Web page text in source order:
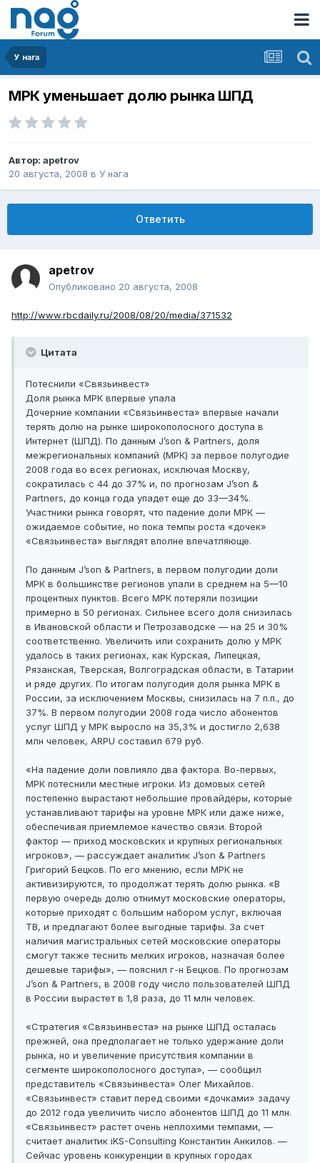
У нага
МРК уменьшает долю рынка ШПД
Автор: apetrov
20 августа, 2008 в У нага
Ответить
apetrov
Опубликовано 20 августа, 2008
http://www.rbcdaily.ru/2008/08/20/media/371532
Цитата
Потеснили «Связьинвест»
Доля рынка МРК впервые упала
Дочерние компании «Связьинвеста» впервые начали
терять долю на рынке широкополосного доступа в
Интернет (ШПД). По данным J’son & Partners, доля
межрегиональных компаний (МРК) за первое полугодие
2008 года во всех регионах, исключая Москву,
сократилась с 44 до 37% и, по прогнозам J’son &
Partners, до конца года упадет еще до 33—34%.
Участники рынка говорят, что падение доли МРК —
ожидаемое событие, но пока темпы роста «дочек»
«Связьинвеста» выглядят вполне впечатляюще.
По данным J’son & Partners, в первом полугодии доли
МРК в большинстве регионов упали в среднем на 5—10
процентных пунктов. Всего МРК потеряли позиции
примерно в 50 регионах. Сильнее всего доля снизилась
в Ивановской области и Петрозаводске — на 25 и 30%
соответственно. Увеличить или сохранить долю у МРК
удалось в таких регионах, как Курская, Липецкая,
Рязанская, Тверская, Волгоградская области, в Татарии
и ряде других. По итогам полугодия доля рынка МРК в
России, за исключением Москвы, снизилась на 7 п.п., до
37%. В первом полугодии 2008 года число абонентов
услуг ШПД у МРК выросло на 35,3% и достигло 2,638
млн человек, ARPU составил 679 руб.
«На падение доли повлияло два фактора. Во-первых,
МРК потеснили местные игроки. Из домовых сетей
постепенно вырастают небольшие провайдеры, которые
устанавливают тарифы на уровне МРК или даже ниже,
обеспечивая приемлемое качество связи. Второй
фактор — приход московских и крупных региональных
игроков», — рассуждает аналитик J’son & Partners
Григорий Бецков. По его мнению, если МРК не
активизируются, то продолжат терять долю рынка. «В
первую очередь долю отнимут московские операторы,
которые приходят с большим набором услуг, включая
ТВ, и предлагают более выгодные тарифы. За счет
наличия магистральных сетей московские операторы
смогут также теснить мелких игроков, назначая более
дешевые тарифы», — пояснил г-н Бецков. По прогнозам
J’son & Partners, в 2008 году число пользователей ШПД
в России вырастет в 1,8 раза, до 11 млн человек.
«Стратегия «Связьинвеста» на рынке ШПД осталась
прежней, она предполагает не только удержание доли
рынка, но и увеличение присутствия компании в
сегменте широкополосного доступа», — сообщил
представитель «Связьинвеста» Олег Михайлов.
«Связьинвест» ставит перед своими «дочками» задачу
до 2012 года увеличить число абонентов ШПД до 11 млн.
«Связьинвест» растет очень неплохими темпами, —
считает аналитик iKS-Consulting Константин Анкилов. —
Сейчас уровень конкуренции в крупных городах